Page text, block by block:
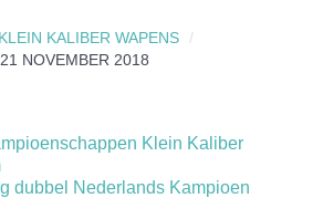
KLEIN KALIBER WAPENS
NOVEMBER 2018
Klein Kaliber
dubbel Nederlands Kampioen